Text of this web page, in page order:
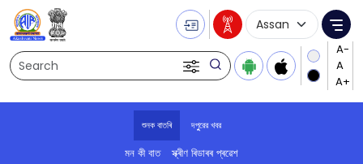
Search
Language
শুনক বাতৰি দপুুরের খবর
মন কী বাত স্ক্ৰীণ ৰিডাৰৰ প্ৰৱেশ